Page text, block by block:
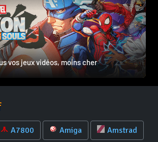
vos jeux vidéos, moins cher
A7800 Amiga Amstrad